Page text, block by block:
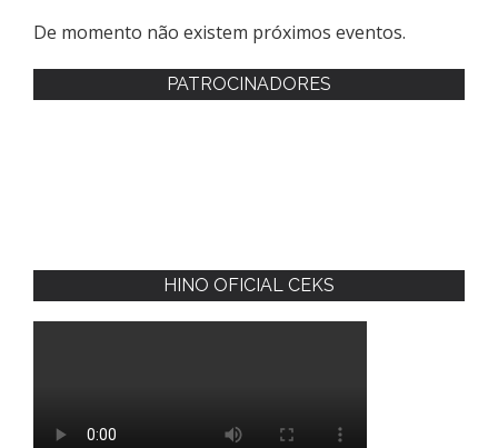
De momento não existem próximos eventos.
PATROCINADORES
HINO OFICIAL CEKS